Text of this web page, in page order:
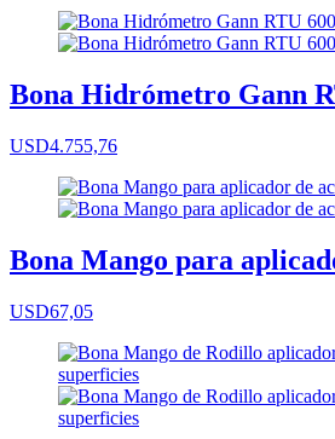
Bona Hidrómetro Gann
USD4.755,76
Bona Mango para
USD67,05